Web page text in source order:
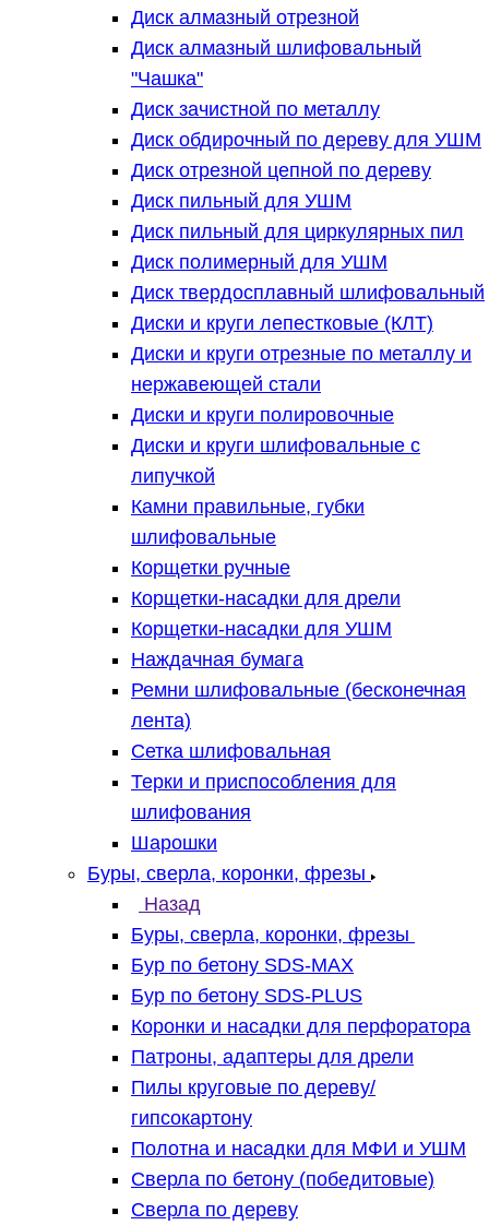
Диск алмазный отрезной
Диск алмазный шлифовальный
"Чашка"
Диск зачистной по металлу
Диск обдирочный по дереву для УШМ
Диск отрезной цепной по дереву
Диск пильный для УШМ
Диск пильный для циркулярных пил
Диск полимерный для УШМ
Диск твердосплавный шлифовальный
Диски и круги лепестковые (КЛТ)
Диски и круги отрезные по металлу и
нержавеющей стали
Диски и круги полировочные
Диски и круги шлифовальные с
липучкой
Камни правильные, губки
шлифовальные
Корщетки ручные
Корщетки-насадки для дрели
Корщетки-насадки для УШМ
Наждачная бумага
Ремни шлифовальные (бесконечная
лента)
Сетка шлифовальная
Терки и приспособления для
шлифования
Шарошки
Буры, сверла, коронки, фрезы
Назад
Буры, сверла, коронки, фрезы
Бур по бетону SDS-MAX
Бур по бетону SDS-PLUS
Коронки и насадки для перфоратора
Патроны, адаптеры для дрели
Пилы круговые по дереву/
гипсокартону
Полотна и насадки для МФИ и УШМ
Сверла по бетону (победитовые)
Сверла по дереву